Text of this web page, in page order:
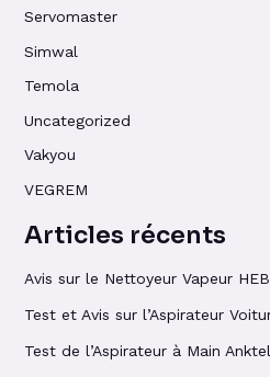
Servomaster
Simwal
Temola
Uncategorized
Vakyou
VEGREM
Articles récents
Avis sur le Nettoyeur Vapeur
Test et Avis sur l’Aspirateur
Test de l’Aspirateur à Main